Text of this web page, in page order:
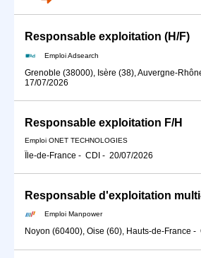
Responsable exploitation (H/F)
Emploi Adsearch
Grenoble (38000), Isère (38), Auvergne-
17/07/2026
Responsable exploitation F/H
Emploi ONET TECHNOLOGIES
Île-de-France - CDI - 20/07/2026
Responsable d'exploitation
Emploi Manpower
Noyon (60400), Oise (60), Hauts-de-France -